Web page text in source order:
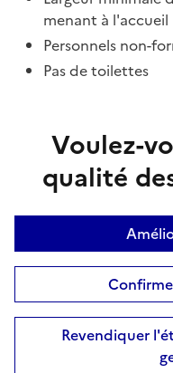
menant à l'accueil
Personnels non-
Pas de toilettes
Voulez-
qualité
Revendiquer